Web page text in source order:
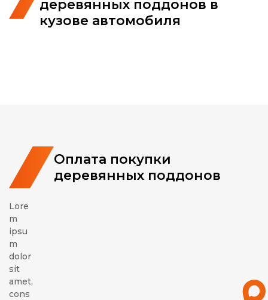
деревянных поддонов в
кузове автомобиля
Оплата покупки
деревянных поддонов
Lore
m
ipsu
m
dolor
sit
amet,
cons